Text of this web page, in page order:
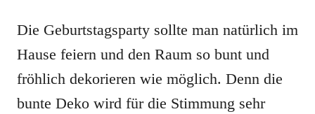
Die Geburtstagsparty sollte man natürlich im
Hause feiern und den Raum so bunt und
fröhlich dekorieren wie möglich. Denn die
bunte Deko wird für die Stimmung sehr